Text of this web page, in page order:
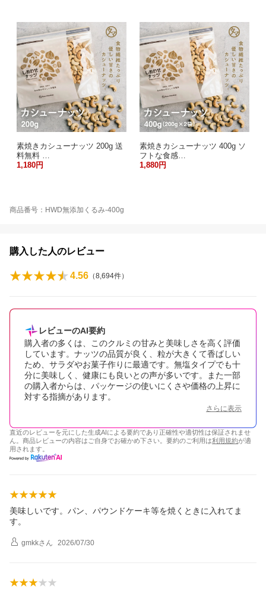
素焼きカシューナッツ 200g 送
料無料 …
1,180円
素焼きカシューナッツ 400g ソ
フトな食感…
1,880円
商品番号：HWD無添加くるみ-400g
購入した人のレビュー
4.56 （8,694件）
レビューのAI要約
購入者の多くは、このクルミの甘みと美味しさを高く評価
しています。ナッツの品質が良く、粒が大きくて香ばしい
ため、サラダやお菓子作りに最適です。無塩タイプでも十
分に美味しく、健康にも良いとの声が多いです。また一部
の購入者からは、パッケージの使いにくさや価格の上昇に
対する指摘があります。
さらに表示
直近のレビューを元にした生成AIによる要約であり正確性や適切性は保証されませ
ん。商品レビューの内容はご自身でお確かめ下さい。要約のご利用は利用規約が適
用されます。
美味しいです。パン、パウンドケーキ等を焼くときに入れてま
す。
gmkkさん 2026/07/30